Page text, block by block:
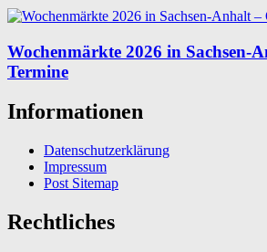
Wochenmärkte 2026 in Sachsen-
Termine
Informationen
Datenschutzerklärung
Impressum
Post Sitemap
Rechtliches